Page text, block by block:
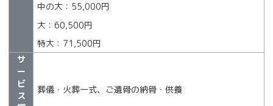
中の大：55,000円
大：60,500円
特大：71,500円
サ
ー
ビ
ス
葬儀・火葬一式、ご遺骨の納骨・供養